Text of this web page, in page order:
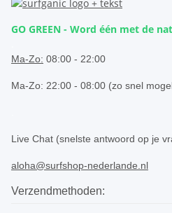
GO GREEN - Word één met de
Ma-Zo: 08:00 - 22:00
Ma-Zo: 22:00 - 08:00 (zo snel
Live Chat (snelste antwoord op je
aloha@surfshop-nederlande.nl
Verzendmethoden: